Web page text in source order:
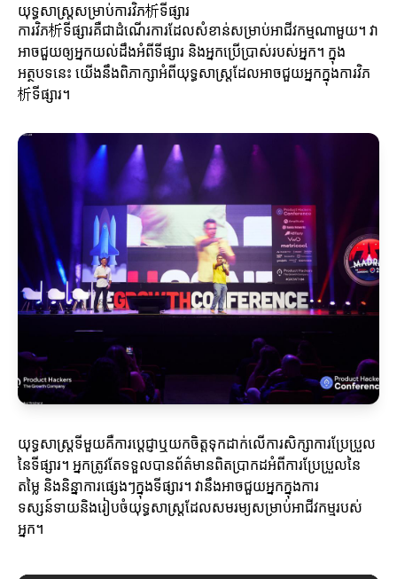
យុទ្ធសាស្ត្រសម្រាប់ការវិភ析ទីផ្សារ
ការវិភ析ទីផ្សារគឺជាដំណើរការដែលសំខាន់សម្រាប់អាជីវកម្មណាមួយ។ វា
អាចជួយឲ្យអ្នកយល់ដឹងអំពីទីផ្សារ និងអ្នកប្រើប្រាស់របស់អ្នក។ ក្នុង
អត្ថបទនេះ យើងនឹងពិភាក្សាអំពីយុទ្ធសាស្ត្រដែលអាចជួយអ្នកក្នុងការវិភ
析ទីផ្សារ។
យុទ្ធសាស្ត្រទីមួយគឺការប្តេជ្ញាឬយកចិត្តទុកដាក់លើការសិក្សាការប្រែប្រួល
នៃទីផ្សារ។ អ្នកត្រូវតែទទួលបានព័ត៌មានពិតប្រាកដអំពីការប្រែប្រួលនៃ
តម្លៃ និងនិន្នាការផ្សេងៗក្នុងទីផ្សារ។ វានឹងអាចជួយអ្នកក្នុងការ
ទស្សន៍ទាយនិងរៀបចំយុទ្ធសាស្ត្រដែលសមរម្យសម្រាប់អាជីវកម្មរបស់
អ្នក។